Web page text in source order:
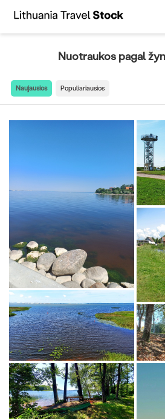
Nuotraukos pagal
Naujausios Populiariausios